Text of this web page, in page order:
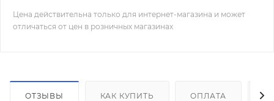
Цена действительна только для интернет-магазина и может
отличаться от цен в розничных магазинах
ОТЗЫВЫ КАК КУПИТЬ ОПЛАТА